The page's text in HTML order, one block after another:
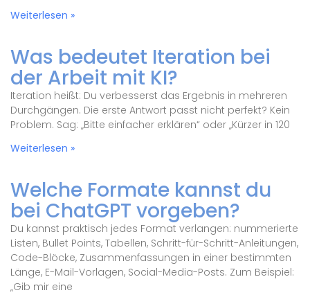
Weiterlesen »
Was bedeutet Iteration bei
der Arbeit mit KI?
Iteration heißt: Du verbesserst das Ergebnis in mehreren
Durchgängen. Die erste Antwort passt nicht perfekt? Kein
Problem. Sag: „Bitte einfacher erklären“ oder „Kürzer in 120
Weiterlesen »
Welche Formate kannst du
bei ChatGPT vorgeben?
Du kannst praktisch jedes Format verlangen: nummerierte
Listen, Bullet Points, Tabellen, Schritt-für-Schritt-Anleitungen,
Code-Blöcke, Zusammenfassungen in einer bestimmten
Länge, E-Mail-Vorlagen, Social-Media-Posts. Zum Beispiel:
„Gib mir eine